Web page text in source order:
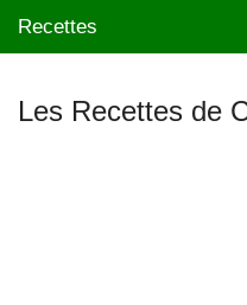
Recettes
Les Recettes de